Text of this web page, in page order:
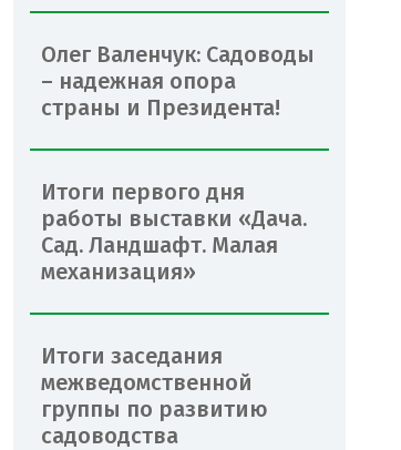
Олег Валенчук: Садоводы
– надежная опора
страны и Президента!
Итоги первого дня
работы выставки «Дача.
Сад. Ландшафт. Малая
механизация»
Итоги заседания
межведомственной
группы по развитию
садоводства